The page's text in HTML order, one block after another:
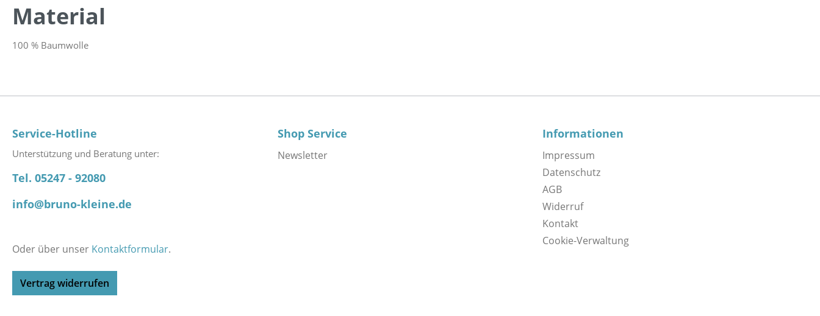
Material
100 % Baumwolle
Service-Hotline
Unterstützung und Beratung unter:
Tel. 05247 - 92080
info@bruno-kleine.de
Oder über unser Kontaktformular.
Vertrag widerrufen
Shop Service
Newsletter
Informationen
Impressum
Datenschutz
AGB
Widerruf
Kontakt
Cookie-Verwaltung